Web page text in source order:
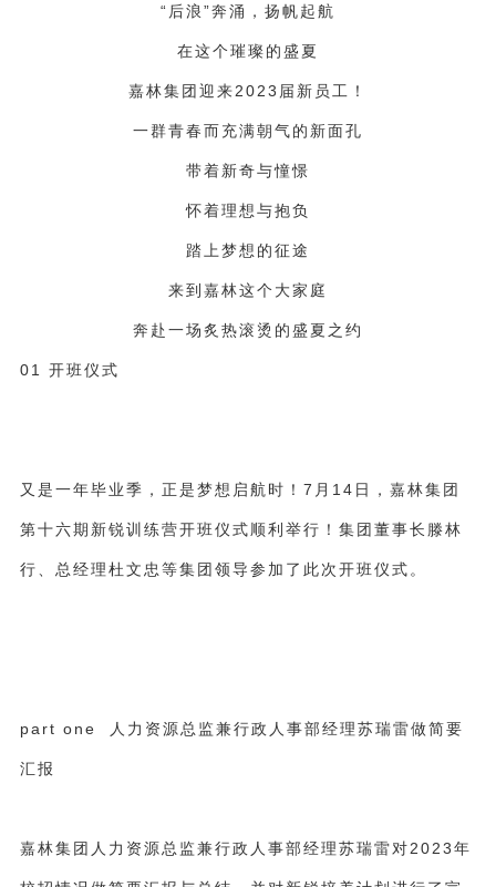
“后浪”奔涌，扬帆起航
在这个璀璨的盛夏
嘉林集团迎来2023 届新员工！
一群青春而充满朝气的新面孔
带着新奇与憧憬
怀着理想与抱负
踏上梦想 的征途
来到嘉林这个大家庭
奔赴一场炙热滚烫的盛夏之约
01 开班仪式
又是一年毕业季，正是梦想启航时！ 7 月 14 日，嘉林集团
第十六期新锐训练营开班仪式顺利举行！集团董事长滕林
行、总经理杜文忠等集团领导参加了此次开班仪式。
part one 人力资源总监兼行政人事部经理苏瑞雷做简要
汇报
嘉林集团人力资源总监兼行政人事部经理苏瑞雷对2023年